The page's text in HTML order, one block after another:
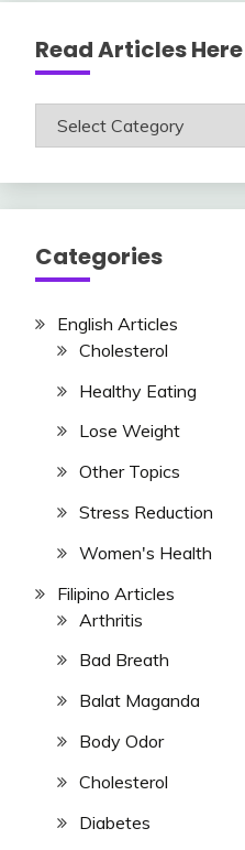
Read Articles Here
Read
Categories
English Articles
Cholesterol
Healthy Eating
Lose Weight
Other Topics
Stress Reduction
Women's Health
Filipino Articles
Arthritis
Bad Breath
Balat Maganda
Body Odor
Cholesterol
Diabetes